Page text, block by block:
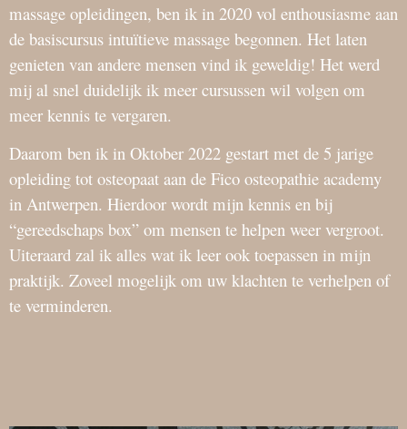
massage opleidingen, ben ik in 2020 vol enthousiasme aan
de basiscursus intuïtieve massage begonnen. Het laten
genieten van andere mensen vind ik geweldig! Het werd
mij al snel duidelijk ik meer cursussen wil volgen om
meer kennis te vergaren.
Daarom ben ik in Oktober 2022 gestart met de 5 jarige
opleiding tot osteopaat aan de Fico osteopathie academy
in Antwerpen. Hierdoor wordt mijn kennis en bij
“gereedschaps box” om mensen te helpen weer vergroot.
Uiteraard zal ik alles wat ik leer ook toepassen in mijn
praktijk. Zoveel mogelijk om uw klachten te verhelpen of
te verminderen.